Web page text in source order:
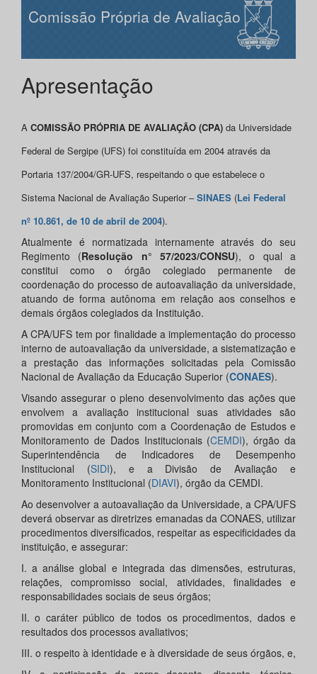
Comissão Própria de Avaliação
Apresentação
A COMISSÃO PRÓPRIA DE AVALIAÇÃO (CPA) da Universidade
Federal de Sergipe (UFS) foi constituída em 2004 através da
Portaria 137/2004/GR-UFS, respeitando o que estabelece o
Sistema Nacional de Avaliação Superior –SINAES (Lei Federal
nº 10.861, de 10 de abril de 2004).
Atualmente é normatizada internamente através do seu
Regimento (Resolução n° 57/2023/CONSU), o qual a
constitui como o órgão colegiado permanente de
coordenação do processo de autoavaliação da universidade,
atuando de forma autônoma em relação aos conselhos e
demais órgãos colegiados da Instituição.
A CPA/UFS tem por finalidade a implementação do processo
interno de autoavaliação da universidade, a sistematização e
a prestação das informações solicitadas pela Comissão
Nacional de Avaliação da Educação Superior (CONAES).
Visando assegurar o pleno desenvolvimento das ações que
envolvem a avaliação institucional suas atividades são
promovidas em conjunto com a Coordenação de Estudos e
Monitoramento de Dados Institucionais (CEMDI), órgão da
Superintendência de Indicadores de Desempenho
Institucional (SIDI), e a Divisão de Avaliação e
Monitoramento Institucional (DIAVI), órgão da CEMDI.
Ao desenvolver a autoavaliação da Universidade, a CPA/UFS
deverá observar as diretrizes emanadas da CONAES, utilizar
procedimentos diversificados, respeitar as especificidades da
instituição, e assegurar:
I. a análise global e integrada das dimensões, estruturas,
relações, compromisso social, atividades, finalidades e
responsabilidades sociais de seus órgãos;
II. o caráter público de todos os procedimentos, dados e
resultados dos processos avaliativos;
III. o respeito à identidade e à diversidade de seus órgãos, e,